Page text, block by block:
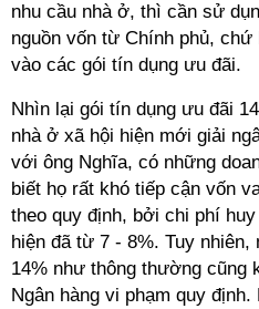
nhu cầu nhà ở, thì cần sử
nguồn vốn từ Chính phủ,
vào các gói tín dụng ưu đãi.
Nhìn lại gói tín dụng ưu đãi
nhà ở xã hội hiện mới giải
với ông Nghĩa, có những
biết họ rất khó tiếp cận vốn
theo quy định, bởi chi phí
hiện đã từ 7 - 8%. Tuy
14% như thông thường cũng
Ngân hàng vi phạm quy